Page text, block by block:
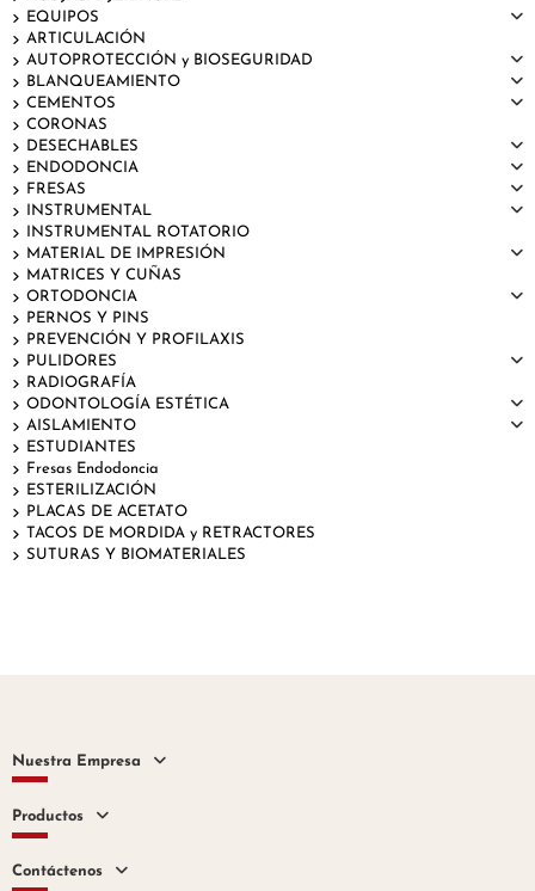
EQUIPOS
ARTICULACIÓN
AUTOPROTECCIÓN y BIOSEGURIDAD
BLANQUEAMIENTO
CEMENTOS
CORONAS
DESECHABLES
ENDODONCIA
FRESAS
INSTRUMENTAL
INSTRUMENTAL ROTATORIO
MATERIAL DE IMPRESIÓN
MATRICES Y CUÑAS
ORTODONCIA
PERNOS Y PINS
PREVENCIÓN Y PROFILAXIS
PULIDORES
RADIOGRAFÍA
ODONTOLOGÍA ESTÉTICA
AISLAMIENTO
ESTUDIANTES
Fresas Endodoncia
ESTERILIZACIÓN
PLACAS DE ACETATO
TACOS DE MORDIDA y RETRACTORES
SUTURAS Y BIOMATERIALES
Nuestra Empresa
Productos
Contáctenos